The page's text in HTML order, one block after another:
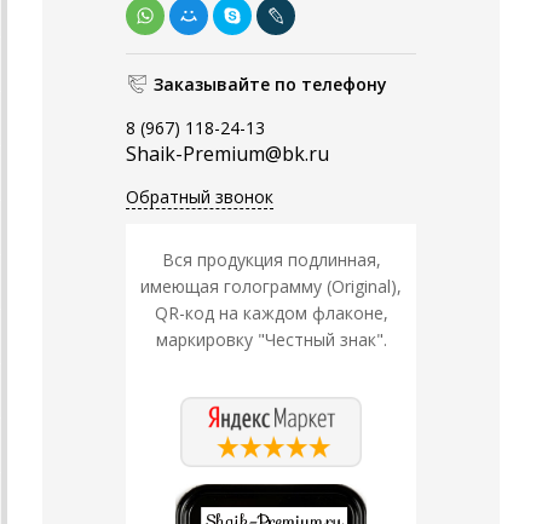
Заказывайте по телефону
8 (967) 118-24-13
Shaik-Premium@bk.ru
Обратный звонок
Вся продукция подлинная,
имеющая голограмму (Original),
QR-код на каждом флаконе,
маркировку "Честный знак".